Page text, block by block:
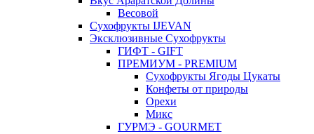
Весовой
Сухофрукты IJEVAN
Эксклюзивные Сухофрукты
ГИФТ - GIFT
ПРЕМИУМ - PREMIUM
Сухофрукты Ягоды Цукаты
Конфеты от природы
Орехи
Микс
ГУРМЭ - GOURMET